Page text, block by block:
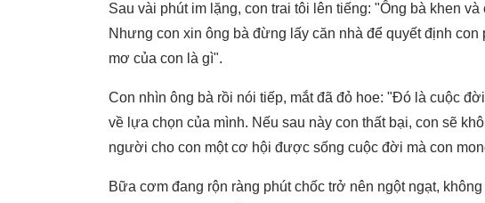
Sau vài phút im lặng, con trai tôi lên tiếng: "Ông bà khen
Nhưng con xin ông bà đừng lấy căn nhà để quyết định
mơ của con là gì".
Con nhìn ông bà rồi nói tiếp, mắt đã đỏ hoe: "Đó là cuộc
về lựa chọn của mình. Nếu sau này con thất bại, con sẽ
người cho con một cơ hội được sống cuộc đời mà con
Bữa cơm đang rộn ràng phút chốc trở nên ngột ngạt,